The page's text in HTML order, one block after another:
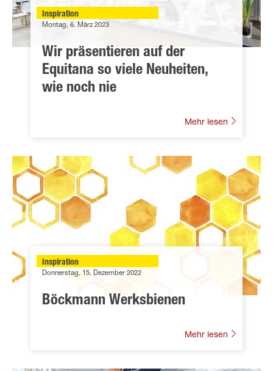
Inspiration
Montag, 6. März 2023
Wir präsentieren auf der
Equitana so viele Neuheiten,
wie noch nie
Mehr lesen
Inspiration
Donnerstag, 15. Dezember 2022
Böckmann Werksbienen
Mehr lesen